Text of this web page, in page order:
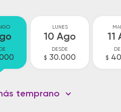
LUNES
10 Ago
DESDE
$ 30.000
11
$
temprano